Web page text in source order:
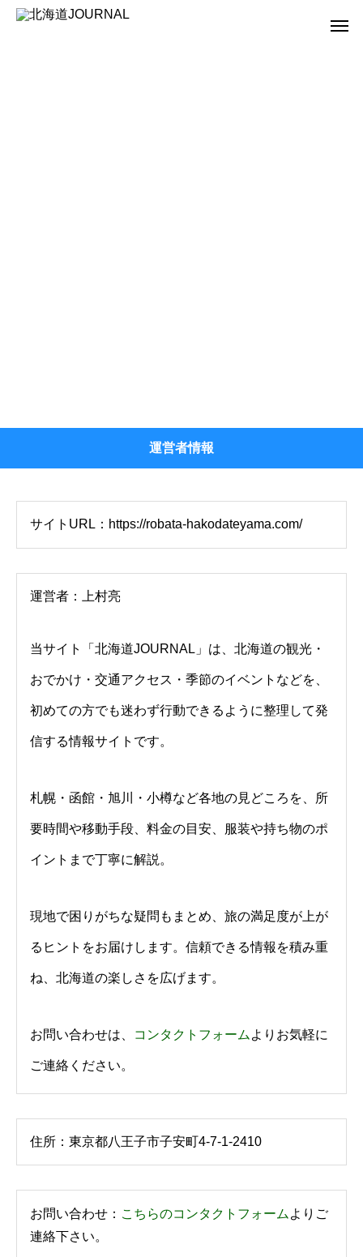
運営者情報
サイトURL：https://robata-hakodateyama.com/
運営者：上村亮
当サイト「北海道JOURNAL」は、北海道の観光・
おでかけ・交通アクセス・季節のイベントなどを、
初めての方でも迷わず行動できるように整理して発
信する情報サイトです。
札幌・函館・旭川・小樽など各地の見どころを、所
要時間や移動手段、料金の目安、服装や持ち物のポ
イントまで丁寧に解説。
現地で困りがちな疑問もまとめ、旅の満足度が上が
るヒントをお届けします。信頼できる情報を積み重
ね、北海道の楽しさを広げます。
お問い合わせは、 コンタクトフォーム よりお気軽に
ご連絡ください。
住所：東京都八王子市子安町4-7-1-2410
お問い合わせ： こちらのコンタクトフォーム よりご
連絡下さい。